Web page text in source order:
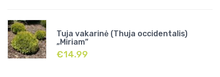
Tuja vakarinė (Thuja occidentalis)
„Miriam”
€14.99